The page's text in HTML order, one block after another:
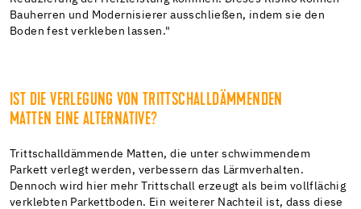
Bauherren und Modernisierer ausschließen, indem sie den
Boden fest verkleben lassen."
IST DIE VERLEGUNG VON TRITTSCHALLDÄMMENDEN
MATTEN EINE ALTERNATIVE?
Trittschalldämmende Matten, die unter schwimmendem
Parkett verlegt werden, verbessern das Lärmverhalten.
Dennoch wird hier mehr Trittschall erzeugt als beim vollflächig
verklebten Parkettboden. Ein weiterer Nachteil ist, dass diese